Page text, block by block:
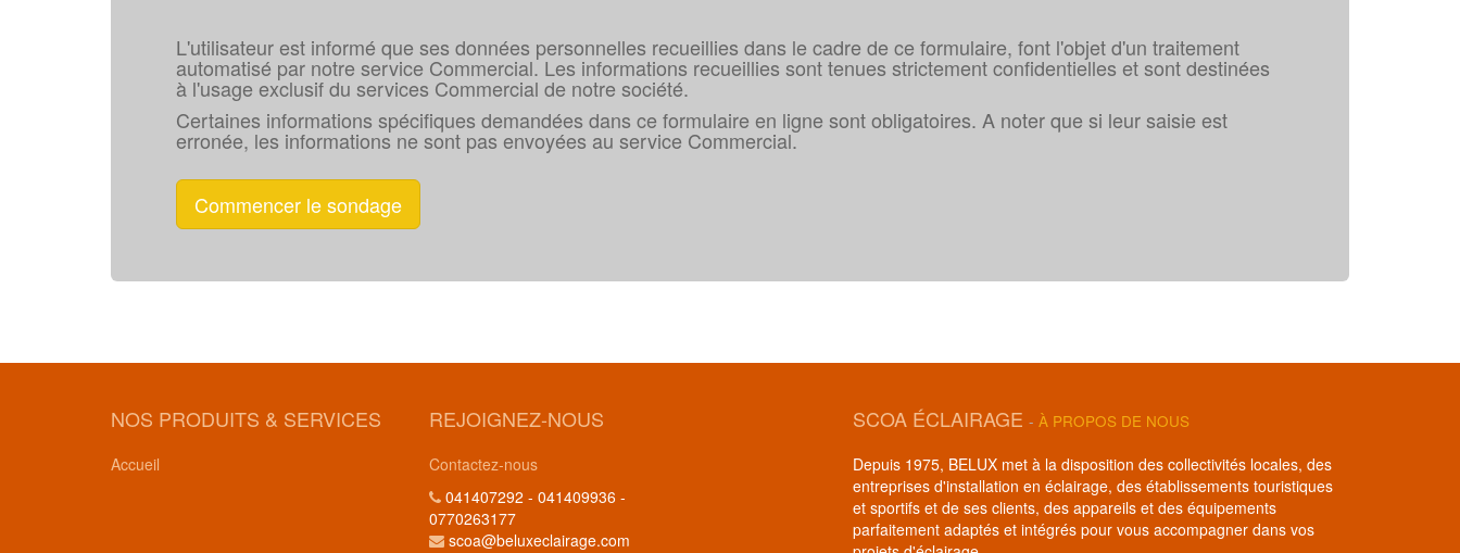
L'utilisateur est informé que ses données personnelles recueillies dans le cadre de ce formulaire, font l'objet d'un traitement
automatisé par notre service Commercial. Les informations recueillies sont tenues strictement confidentielles et sont destinées
à l'usage exclusif du services Commercial de notre société.
Certaines informations spécifiques demandées dans ce formulaire en ligne sont obligatoires. A noter que si leur saisie est
erronée, les informations ne sont pas envoyées au service Commercial.
Commencer le sondage
NOS PRODUITS & SERVICES
Accueil
REJOIGNEZ-NOUS
Contactez-nous
041407292 - 041409936 -
0770263177
scoa@beluxeclairage.com
SCOA ÉCLAIRAGE - À PROPOS DE NOUS
Depuis 1975, BELUX met à la disposition des collectivités locales, des
entreprises d'installation en éclairage, des établissements touristiques
et sportifs et de ses clients, des appareils et des équipements
parfaitement adaptés et intégrés pour vous accompagner dans vos